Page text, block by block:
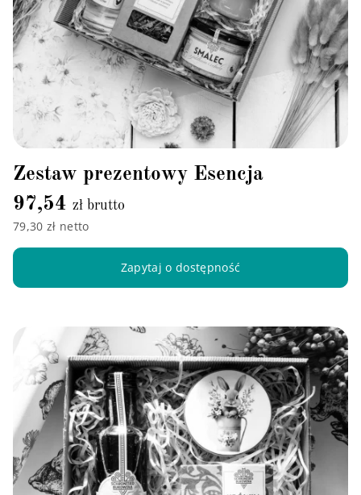
Zestaw prezentowy Esencja
97,54 zł brutto
79,30 zł netto
Zapytaj o dostępność